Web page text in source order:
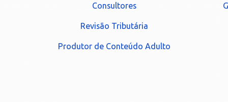
Consultores
Revisão Tributária
Produtor de Conteúdo Adulto